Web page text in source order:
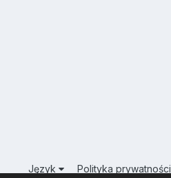
Język Polityka prywatności